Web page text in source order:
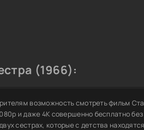
(1966):
возможность смотреть фильм
и даже 4K совершенно бесплатно
сестрах, которые с детства